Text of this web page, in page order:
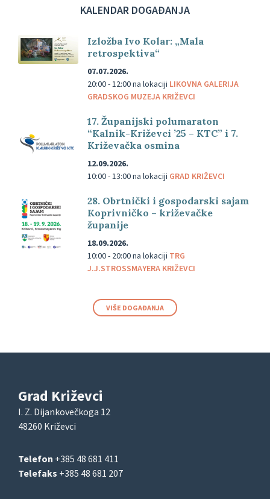
KALENDAR DOGAĐANJA
Izložba Ivo Kolar: „Mala
retrospektiva“
07.07.2026.
20:00 - 12:00na lokaciji LIKOVNA GALERIJA
GRADSKOG MUZEJA KRIŽEVCI
17. Županijski polumaraton
“Kalnik-Križevci ’25 – KTC” i 7.
Križevačka osmina
12.09.2026.
10:00 - 13:00na lokaciji GRAD KRIŽEVCI
28. Obrtnički i gospodarski sajam
Koprivničko – križevačke
županije
18.09.2026.
10:00 - 20:00na lokaciji TRG
J.J.STROSSMAYERA KRIŽEVCI
VIŠE DOGAĐANJA
Grad Križevci
I. Z. Dijankovečkoga 12
48260 Križevci
Telefon +385 48 681 411
Telefaks +385 48 681 207